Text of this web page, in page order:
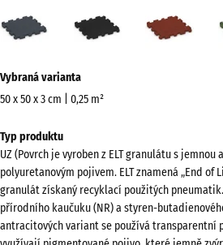
Břidlicová
informací
o
Zobrazit
paletu
barev
Břidlicová
(active)
Vybraná varianta
50 x 50 x 3 cm | 0,25 m²
pro
dopravu
540
x
540
Typ produktu
UZ (Povrch je vyroben z ELT granulátu s
polyuretanovým pojivem. ELT znamená „End of
granulát získaný recyklací použitých
přírodního kaučuku (NR) a styren-
antracitových variant se používá transparentní